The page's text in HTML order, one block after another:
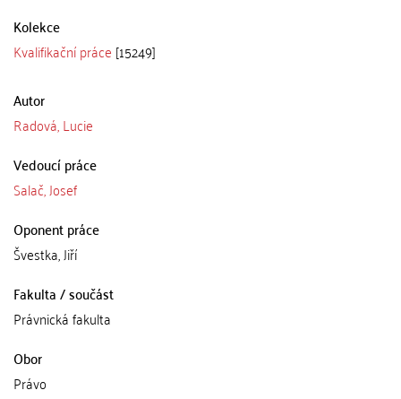
Kolekce
Kvalifikační práce [15249]
Autor
Radová, Lucie
Vedoucí práce
Salač, Josef
Oponent práce
Švestka, Jiří
Fakulta / součást
Právnická fakulta
Obor
Právo